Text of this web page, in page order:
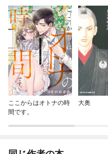
ここからはオトナの時
間です。
大奥